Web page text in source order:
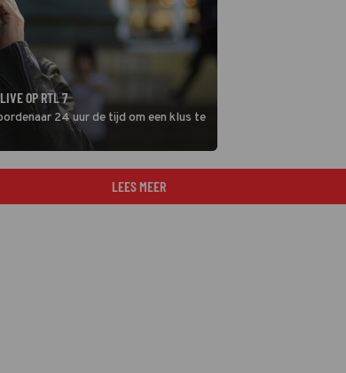
OP RTL 7
24 uur de tijd om een klus te
LEES MEER